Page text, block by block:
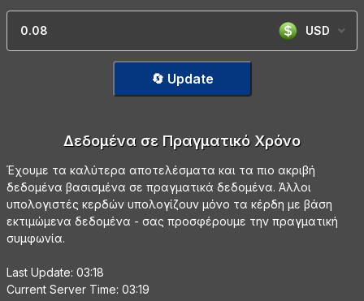
USD
🔄 Update
Δεδομένα σε Πραγματικό Χρόνο
Έχουμε τα καλύτερα αποτελέσματα και τα πιο ακριβή
δεδομένα βασισμένα σε πραγματικά δεδομένα. Άλλοι
υπολογιστές κερδών υπολογίζουν μόνο τα κέρδη με βάση
εκτιμώμενα δεδομένα - σας προσφέρουμε την πραγματική
συμφωνία.
Last Update: 03:18
Current Server Time: 03:19